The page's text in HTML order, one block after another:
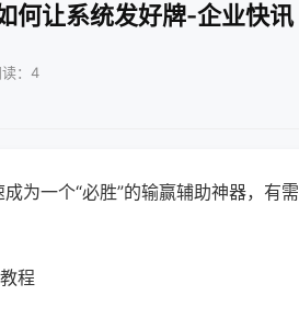
何让系统发好牌-企业快讯
：4
为一个“必胜”的输赢辅助神器，有需
程